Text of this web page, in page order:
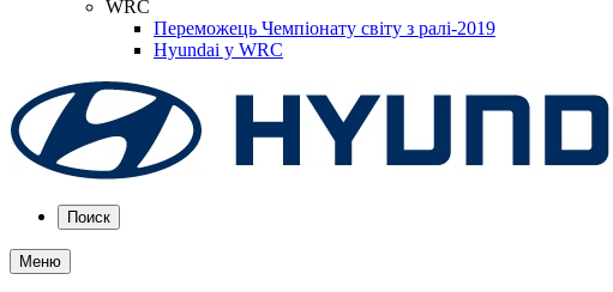
WRC
Переможець Чемпіонату світу з ралі-2019
Hyundai у WRC
Поиск
Меню